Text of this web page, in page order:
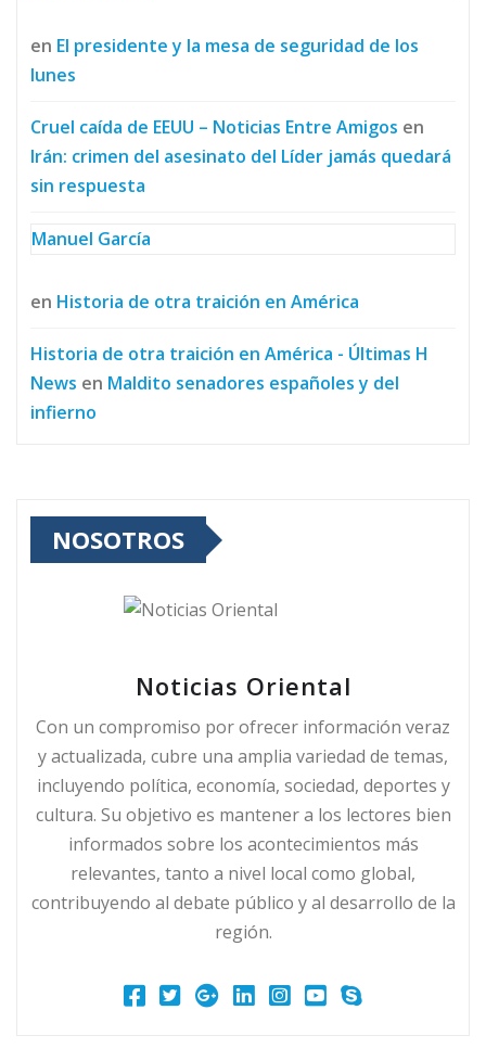
en El presidente y la mesa de seguridad de los
lunes
Cruel caída de EEUU – Noticias Entre Amigos en
Irán: crimen del asesinato del Líder jamás quedará
sin respuesta
Manuel García
en Historia de otra traición en América
Historia de otra traición en América - Últimas H
News en Maldito senadores españoles y del
infierno
NOSOTROS
Noticias Oriental
Con un compromiso por ofrecer información veraz
y actualizada, cubre una amplia variedad de temas,
incluyendo política, economía, sociedad, deportes y
cultura. Su objetivo es mantener a los lectores bien
informados sobre los acontecimientos más
relevantes, tanto a nivel local como global,
contribuyendo al debate público y al desarrollo de la
región.